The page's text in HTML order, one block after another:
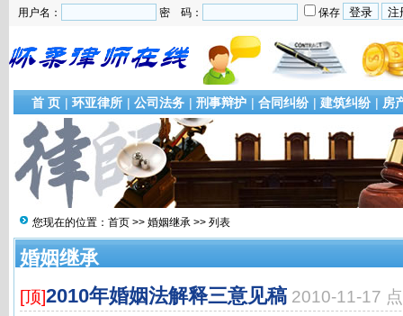
用户名： 密 码： 保存
首 页 | 环亚律所 | 公司法务 | 刑事辩护 | 合同纠纷 | 建筑纠纷 | 房
您现在的位置： 首页 >> 婚姻继承 >> 列表
婚姻继承
[顶]2010年婚姻法解释三意见稿 2010-11-17